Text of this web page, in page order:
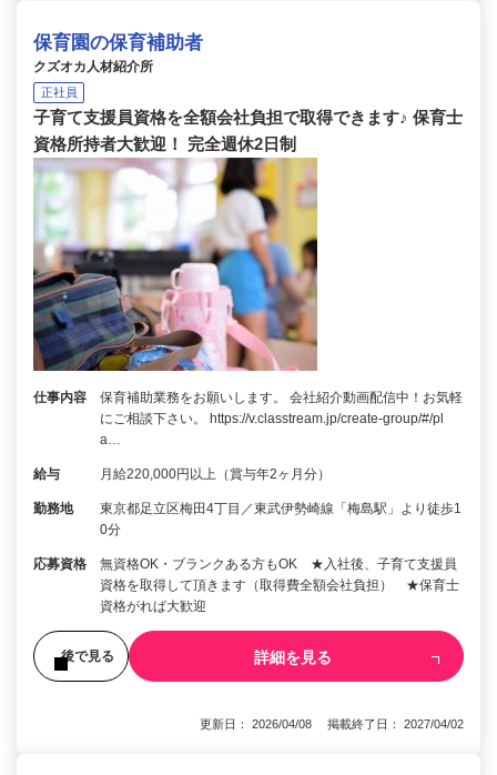
保育園の保育補助者
クズオカ人材紹介所
正社員
子育て支援員資格を全額会社負担で取得できます♪ 保育士
資格所持者大歓迎！ 完全週休2日制
仕事内容
保育補助業務をお願いします。 会社紹介動画配信中！お気軽
にご相談下さい。 https://v.classtream.jp/create-group/#/pl
a…
給与 月給220,000円以上（賞与年2ヶ月分）
勤務地
東京都足立区梅田4丁目／東武伊勢崎線「梅島駅」より徒歩1
0分
応募資格
無資格OK・ブランクある方もOK ★入社後、子育て支援員
資格を取得して頂きます（取得費全額会社負担） ★保育士
資格がれば大歓迎
後で見る 詳細を見る
更新日： 2026/04/08 掲載終了日： 2027/04/02